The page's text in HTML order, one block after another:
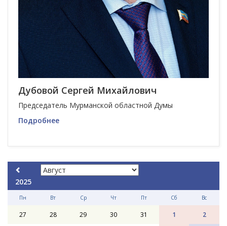
Дубовой Сергей Михайлович
Председатель Мурманской областной Думы
Подробнее
2025
Пн Вт Ср Чт Пт Сб Вс
27 28 29 30 31 1 2